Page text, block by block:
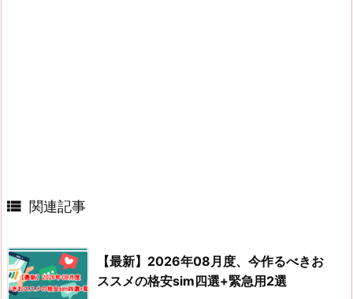
 関連記事
【最新】2026年08月度、今作るべきお
ススメの格安sim四選+緊急用2選